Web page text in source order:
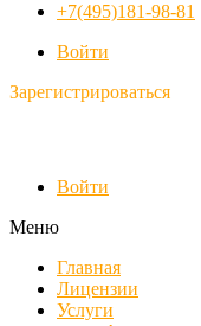
+7(495)181-98-81
Войти
Зарегистрироваться
Войти
Меню
Главная
Лицензии
Услуги